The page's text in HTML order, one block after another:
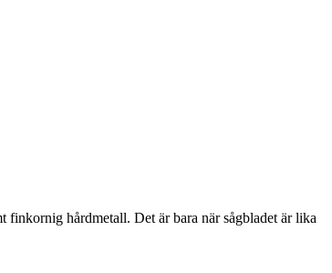
hårdmetall. Det är bara när sågbladet är lika